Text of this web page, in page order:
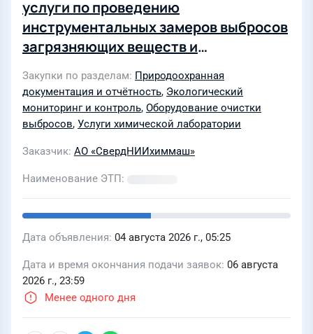
услуги по проведению
инструментальных замеров выбросов
загрязняющих веществ и
установок (ГОУ), лабораторных
измерений проверки показателей
работы ГОУ, проведению контроля за
соблюдением нормативов предельно
инструментальным методом
Закупки по разделам
Природоохранная
документация и отчётность, Экологический
мониторинг и контроль, Оборудование очистки
выбросов, Услуги химической лаборатории
Заказчик АО «СвердНИИхиммаш»
Наименование ЭТП
Дата объявления 04 августа 2026 г., 05:25
Дата и время окончания подачи заявок 06 августа
2026 г., 23:59
Менее одного дня